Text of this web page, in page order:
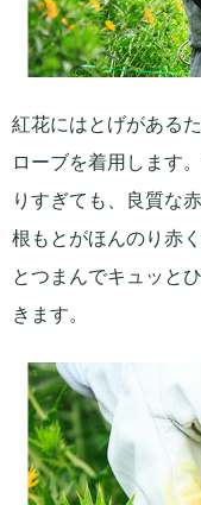
紅花にはとげがある
ローブを着用します
りすぎても、良質な
根もとがほんのり赤
とつまんでキュッと
きます。